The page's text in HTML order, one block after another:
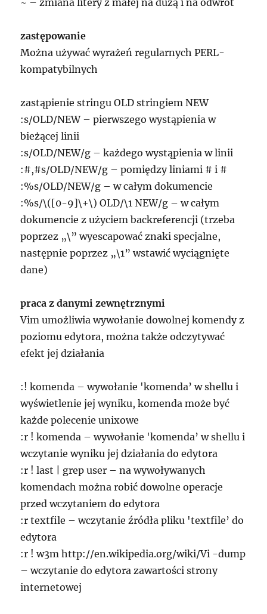
~ – zmiana litery z małej na dużą i na odwrót
zastępowanie
Można używać wyrażeń regularnych PERL-
kompatybilnych
zastąpienie stringu OLD stringiem NEW
:s/OLD/NEW – pierwszego wystąpienia w
bieżącej linii
:s/OLD/NEW/g – każdego wystąpienia w linii
:#,#s/OLD/NEW/g – pomiędzy liniami # i #
:%s/OLD/NEW/g – w całym dokumencie
:%s/\([0-9]\+\) OLD/\1 NEW/g – w całym
dokumencie z użyciem backreferencji (trzeba
poprzez „\” wyescapować znaki specjalne,
następnie poprzez „\1” wstawić wyciągnięte
dane)
praca z danymi zewnętrznymi
Vim umożliwia wywołanie dowolnej komendy z
poziomu edytora, można także odczytywać
efekt jej działania
:! komenda – wywołanie 'komenda’ w shellu i
wyświetlenie jej wyniku, komenda może być
każde polecenie unixowe
:r ! komenda – wywołanie 'komenda’ w shellu i
wczytanie wyniku jej działania do edytora
:r ! last | grep user – na wywoływanych
komendach można robić dowolne operacje
przed wczytaniem do edytora
:r textfile – wczytanie źródła pliku 'textfile’ do
edytora
:r ! w3m http://en.wikipedia.org/wiki/Vi -dump
– wczytanie do edytora zawartości strony
internetowej